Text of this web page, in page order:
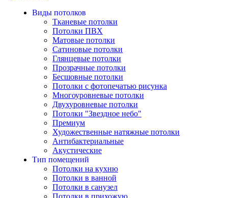
Виды потолков
Тканевые потолки
Потолки ПВХ
Матовые потолки
Сатиновые потолки
Глянцевые потолки
Прозрачные потолки
Бесшовные потолки
Потолки с фотопечатью рисунка
Многоуровневые потолки
Двухуровневые потолки
Потолки "Звездное небо"
Премиум
Художественные натяжные потолки
Антибактериальные
Акустические
Тип помещений
Потолки на кухню
Потолки в ванной
Потолки в санузел
Потолки в прихожую